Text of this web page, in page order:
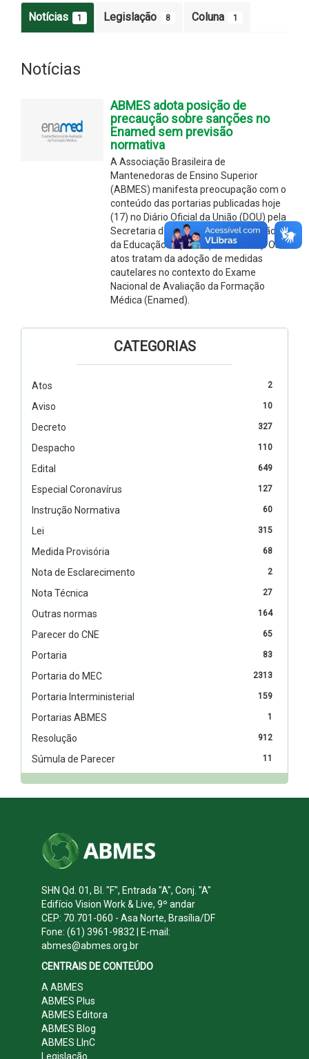
Notícias 1 Legislação 8 Coluna 1
Notícias
ABMES adota posição de
precaução sobre sanções no
Enamed sem previsão
normativa
A Associação Brasileira de
Mantenedoras de Ensino Superior
(ABMES) manifesta preocupação com o
conteúdo das portarias publicadas hoje
(17) no Diário Oficial da União (DOU) pela
Secretaria de Regulação e Supervisão
da Educação Superior (Seres/MEC). Os
atos tratam da adoção de medidas
cautelares no contexto do Exame
Nacional de Avaliação da Formação
Médica (Enamed).
CATEGORIAS
2
Atos
10
Aviso
327
Decreto
110
Despacho
649
Edital
127
Especial Coronavírus
60
Instrução Normativa
315
Lei
68
Medida Provisória
2
Nota de Esclarecimento
27
Nota Técnica
164
Outras normas
65
Parecer do CNE
83
Portaria
2313
Portaria do MEC
159
Portaria Interministerial
1
Portarias ABMES
912
Resolução
11
Súmula de Parecer
SHN Qd. 01, Bl. "F", Entrada "A", Conj. "A"
Edifício Vision Work & Live, 9º andar
CEP: 70.701-060 - Asa Norte, Brasília/DF
Fone: (61) 3961-9832 | E-mail:
abmes@abmes.org.br
CENTRAIS DE CONTEÚDO
A ABMES
ABMES Plus
ABMES Editora
ABMES Blog
ABMES LInC
Legislação